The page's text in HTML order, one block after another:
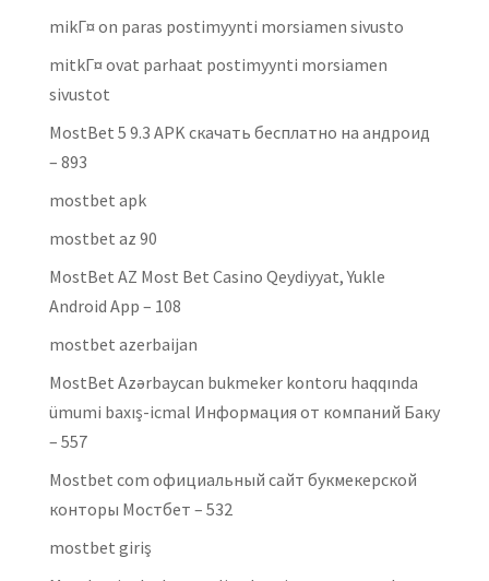
mikГ¤ on paras postimyynti morsiamen sivusto
mitkГ¤ ovat parhaat postimyynti morsiamen
sivustot
MostBet 5 9.3 APK скачать бесплатно на андроид
– 893
mostbet apk
mostbet az 90
MostBet AZ Most Bet Casino Qeydiyyat, Yukle
Android App – 108
mostbet azerbaijan
MostBet Azərbaycan bukmeker kontoru haqqında
ümumi baxış-icmal Информация от компаний Баку
– 557
Mostbet com официальный сайт букмекерской
конторы Мостбет – 532
mostbet giriş